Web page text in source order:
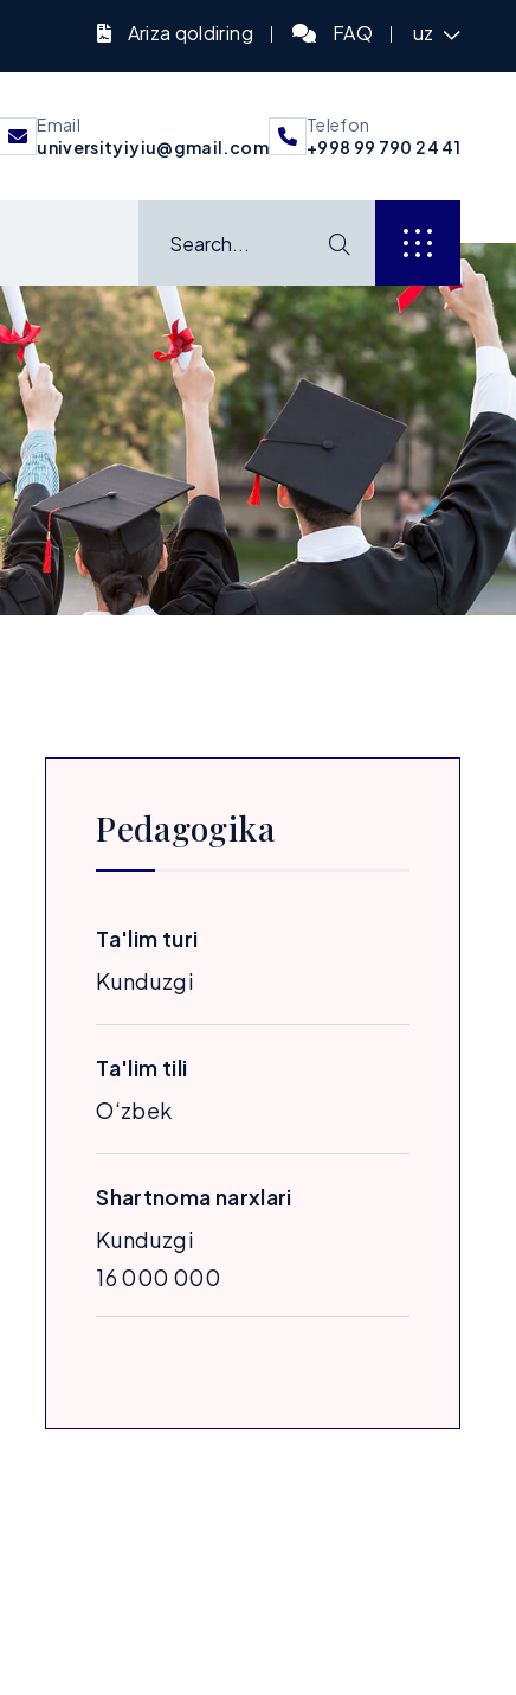
Ariza qoldiring FAQ uz
Email
universityiyiu@gmail.com
Telefon
+998 99 790 24 41
Pedagogika
Ta'lim turi
Kunduzgi
Ta'lim tili
O‘zbek
Shartnoma narxlari
Kunduzgi
16 000 000